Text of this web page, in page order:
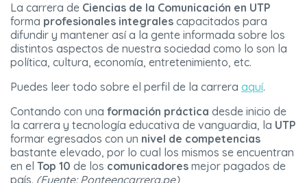
La carrera de Ciencias de la Comunicación en UTP
forma profesionales integrales capacitados para
difundir y mantener así a la gente informada sobre los
distintos aspectos de nuestra sociedad como lo son la
política, cultura, economía, entretenimiento, etc.
Puedes leer todo sobre el perfil de la carrera aquí.
Contando con una formación práctica desde inicio de
la carrera y tecnología educativa de vanguardia, la UTP
formar egresados con un nivel de competencias
bastante elevado, por lo cual los mismos se encuentran
en el Top 10 de los comunicadores mejor pagados de
país. (Fuente: Ponteencarrera.pe)